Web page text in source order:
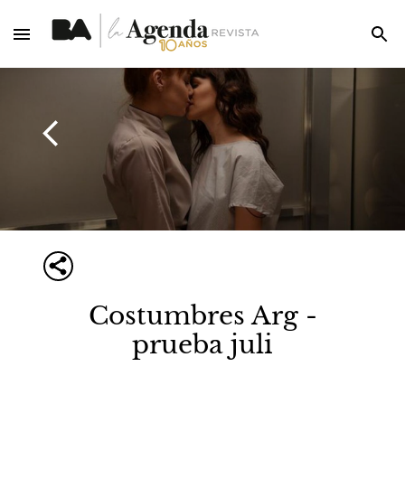
Costumbres Arg -
prueba juli